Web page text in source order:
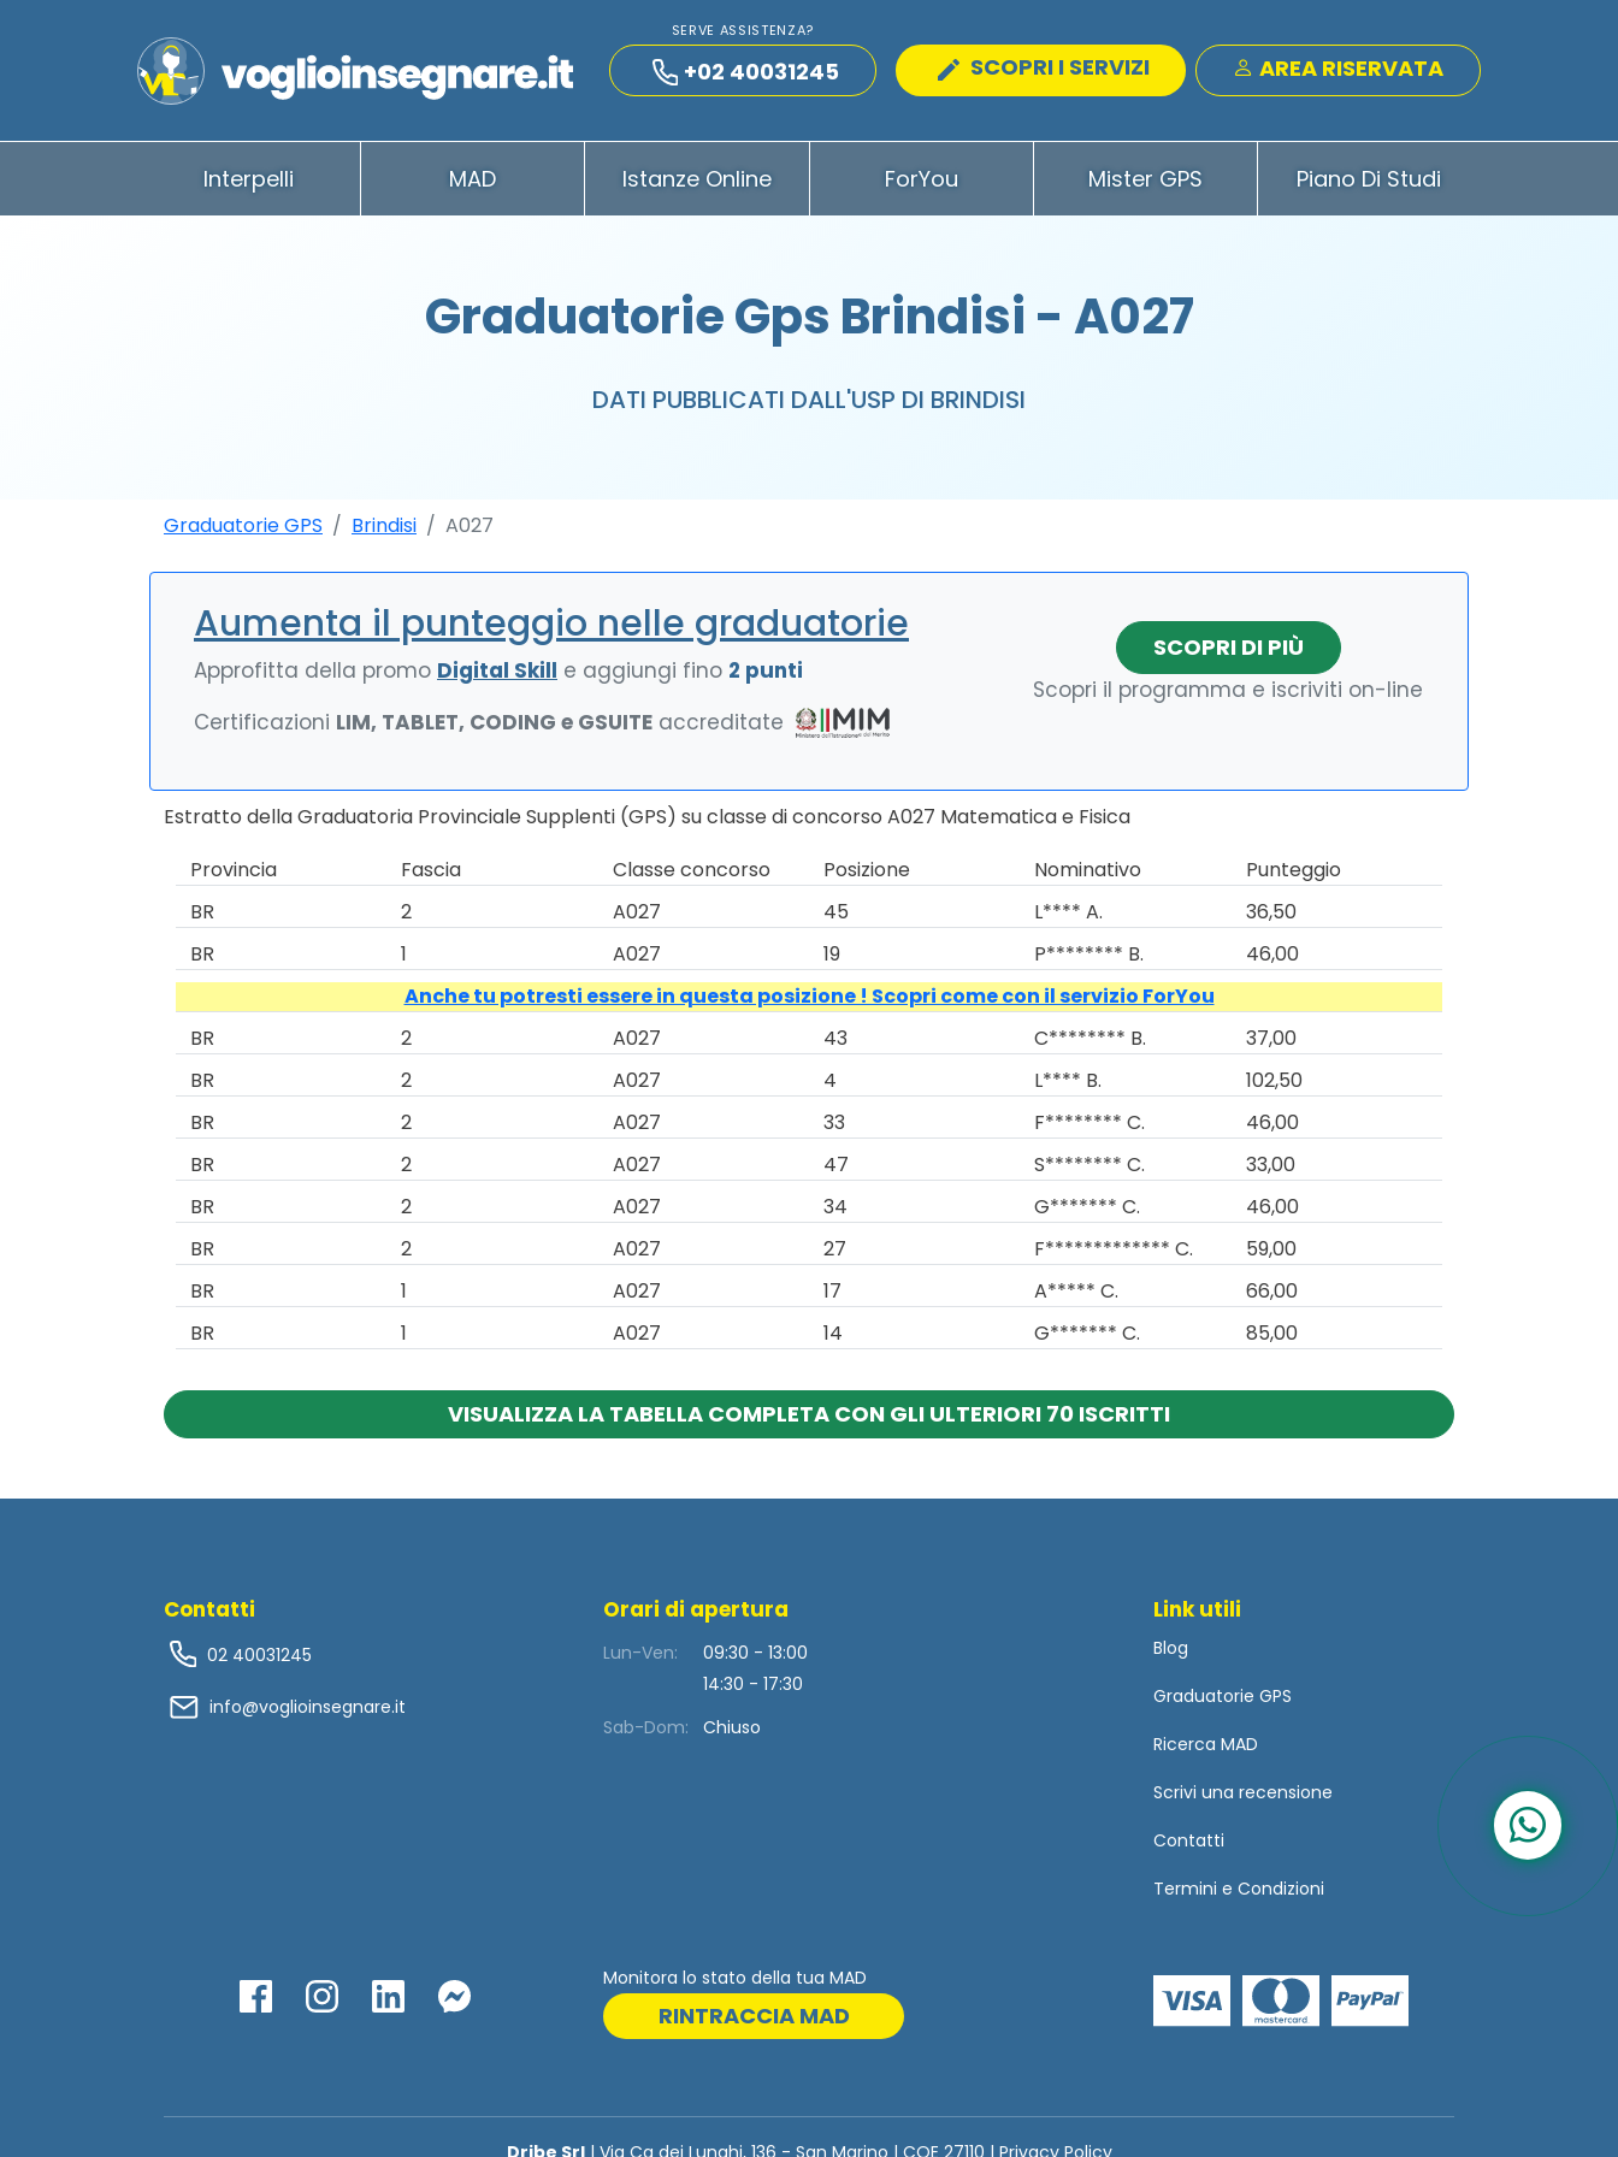
SERVE ASSISTENZA?
+02 40031245 SCOPRI I SERVIZI AREA RISERVATA
Interpelli MAD Istanze Online ForYou Mister GPS Piano Di Studi
Graduatorie Gps Brindisi - A027
DATI PUBBLICATI DALL'USP DI BRINDISI
Graduatorie GPS Brindisi A027
Aumenta il punteggio nelle graduatorie
Approfitta della promo Digital Skill e aggiungi fino 2 punti
Certificazioni LIM, TABLET, CODING e GSUITE accreditate
SCOPRI DI PIÙ
Scopri il programma e iscriviti on-line
Estratto della Graduatoria Provinciale Supplenti (GPS) su classe di concorso A027 Matematica e Fisica
Provincia
Fascia Classe concorso Posizione Nominativo
Punteggio
BR
2 A027 45 L**** A.
36,50
BR
1 A027 19 P******** B.
46,00
Anche tu potresti essere in questa posizione ! Scopri come con il servizio ForYou
BR
2 A027 43 C******** B.
37,00
BR
2 A027 4 L**** B.
102,50
BR
2 A027 33 F******** C.
46,00
BR
2 A027 47 S******** C.
33,00
BR
2 A027 34 G******* C.
46,00
BR
2 A027 27 F************* C.
59,00
BR
1 A027 17 A***** C.
66,00
BR
1 A027 14 G******* C. 85,00
VISUALIZZA LA TABELLA COMPLETA CON GLI ULTERIORI 70 ISCRITTI
Contatti
02 40031245
info@voglioinsegnare.it
Orari di apertura
Lun-Ven:
09:30 - 13:00
14:30 - 17:30
Sab-Dom:
Chiuso
Link utili
Blog
Graduatorie GPS
Ricerca MAD
Scrivi una recensione
Contatti
Termini e Condizioni
Monitora lo stato della tua MAD
RINTRACCIA MAD
Dribe Srl| Via Ca dei Lunghi, 136 - San Marino | COE 27110 | Privacy Policy